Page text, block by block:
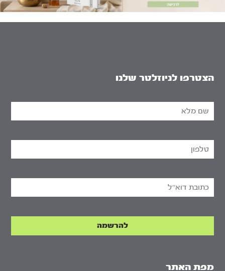
מפת האתר
הצטרפו לניוזלטר שלנו